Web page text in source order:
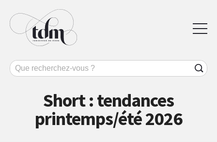
Short : tendances
printemps/été 2026